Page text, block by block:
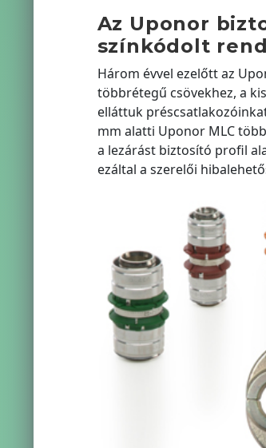
Az Uponor
színkódolt
Három évvel ezelőtt az
többrétegű csövekhez, a
elláttuk
mm alatti Uponor MLC
a lezárást biztosító profil
ezáltal a szerelői